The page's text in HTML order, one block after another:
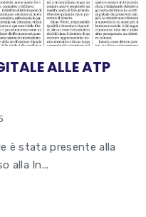
ALLE ATP
è stata presente alla
alla In...